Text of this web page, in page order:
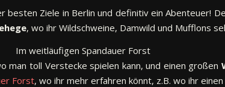
besten Ziele in Berlin und definitiv ein Abenteuer!
, wo ihr Wildschweine, Damwild und Mufflons
Im weitläufigen Spandauer Forst
toll Verstecke spielen kann, und einen großen
Forst, wo ihr mehr erfahren könnt, z.B. wo ihr einen